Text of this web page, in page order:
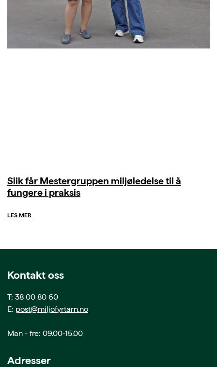
Slik får Mestergruppen miljøledelse til å
fungere i praksis
LES MER
Kontakt oss
T: 38 00 80 60
E: post@miljofyrtarn.no
Man - fre: 09.00-15.00
Adresser